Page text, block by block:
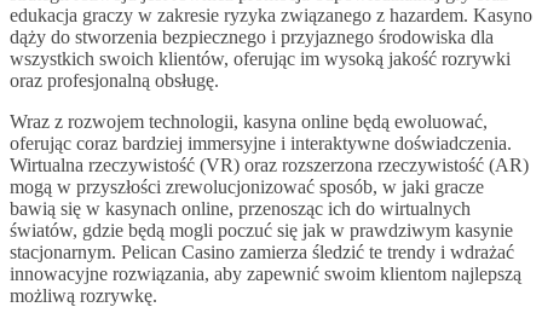
edukacja graczy w zakresie ryzyka związanego z hazardem. Kasyno
dąży do stworzenia bezpiecznego i przyjaznego środowiska dla
wszystkich swoich klientów, oferując im wysoką jakość rozrywki
oraz profesjonalną obsługę.
Wraz z rozwojem technologii, kasyna online będą ewoluować,
oferując coraz bardziej immersyjne i interaktywne doświadczenia.
Wirtualna rzeczywistość (VR) oraz rozszerzona rzeczywistość (AR)
mogą w przyszłości zrewolucjonizować sposób, w jaki gracze
bawią się w kasynach online, przenosząc ich do wirtualnych
światów, gdzie będą mogli poczuć się jak w prawdziwym kasynie
stacjonarnym. Pelican Casino zamierza śledzić te trendy i wdrażać
innowacyjne rozwiązania, aby zapewnić swoim klientom najlepszą
możliwą rozrywkę.